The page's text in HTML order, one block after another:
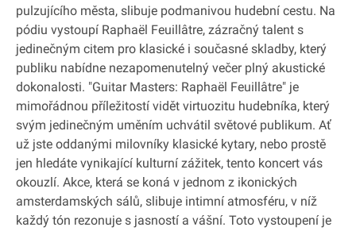
pulzujícího města, slibuje podmanivou hudební cestu. Na
pódiu vystoupí Raphaël Feuillâtre, zázračný talent s
jedinečným citem pro klasické i současné skladby, který
publiku nabídne nezapomenutelný večer plný akustické
dokonalosti. "Guitar Masters: Raphaël Feuillâtre" je
mimořádnou příležitostí vidět virtuozitu hudebníka, který
svým jedinečným uměním uchvátil světové publikum. Ať
už jste oddanými milovníky klasické kytary, nebo prostě
jen hledáte vynikající kulturní zážitek, tento koncert vás
okouzlí. Akce, která se koná v jednom z ikonických
amsterdamských sálů, slibuje intimní atmosféru, v níž
každý tón rezonuje s jasností a vášní. Toto vystoupení je